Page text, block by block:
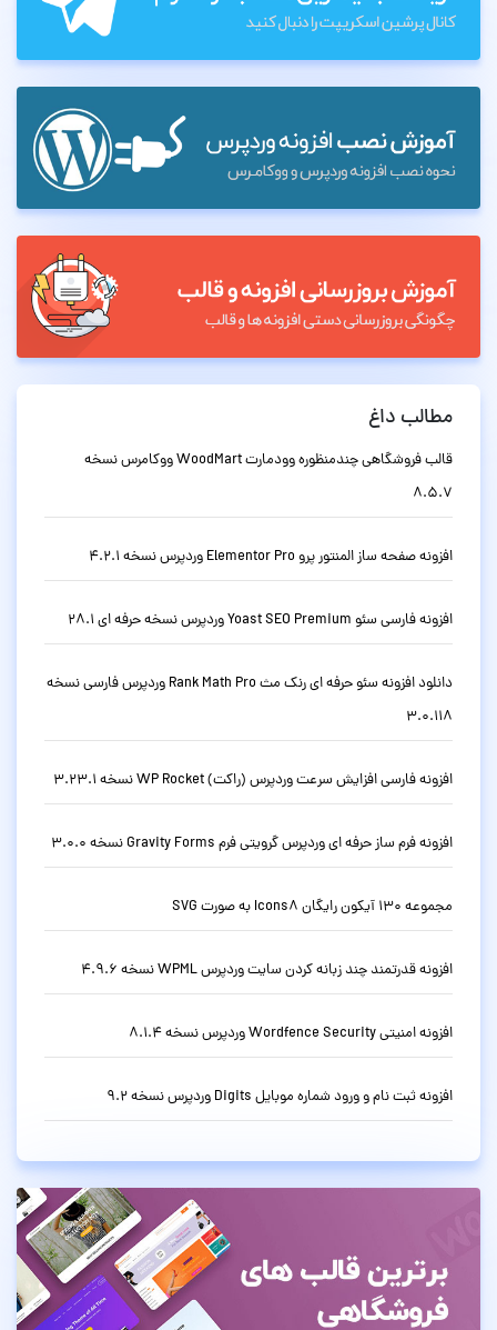
مطالب داغ
قالب فروشگاهی چندمنظوره وودمارت WoodMart ووکامرس نسخه
8.5.7
افزونه صفحه ساز المنتور پرو Elementor Pro وردپرس نسخه 4.2.1
افزونه فارسی سئو Yoast SEO Premium وردپرس نسخه حرفه ای 28.1
دانلود افزونه سئو حرفه ای رنک مث Rank Math Pro وردپرس فارسی نسخه
3.0.118
افزونه فارسی افزایش سرعت وردپرس (راکت) WP Rocket نسخه 3.23.1
افزونه فرم ساز حرفه ای وردپرس گرویتی فرم Gravity Forms نسخه 3.0.0
مجموعه 130 آیکون رایگان Icons8 به صورت SVG
افزونه قدرتمند چند زبانه کردن سایت وردپرس WPML نسخه 4.9.6
افزونه امنیتی Wordfence Security وردپرس نسخه 8.1.4
افزونه ثبت نام و ورود شماره موبایل Digits وردپرس نسخه 9.2